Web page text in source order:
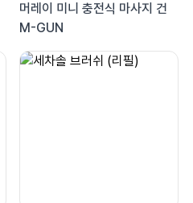
머레이 미니 충전식 마사지 건
M-GUN